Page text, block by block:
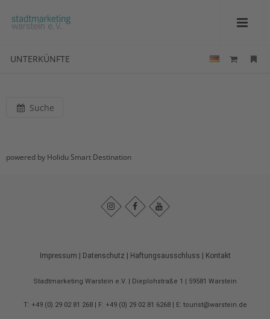
UNTERKÜNFTE
Suche
powered by Holidu Smart Destination
Impressum Datenschutz Haftungsausschluss Kontakt
Stadtmarketing Warstein e.V. Dieplohstraße 1 59581 Warstein
T: +49 (0) 29 02 81 268 F: +49 (0) 29 02 81 6268 E: tourist@warstein.de